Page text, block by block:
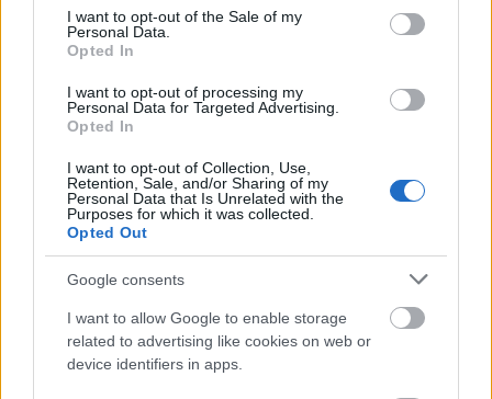
consent section.
I want to opt-out of the Sale of my
Personal Data.
Opted In
I want to opt-out of processing my
Personal Data for Targeted Advertising.
Opted In
I want to opt-out of Collection, Use,
Retention, Sale, and/or Sharing of my
Personal Data that Is Unrelated with the
Purposes for which it was collected.
Opted Out
Google consents
I want to allow Google to enable storage
related to advertising like cookies on web or
device identifiers in apps.